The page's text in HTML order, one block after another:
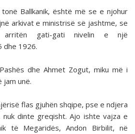
Ballkanik, është më se e njohur
arkivat e ministrisë së jashtme, se
arritën gati-gati nivelin e një
dhe 1926.
dhe Ahmet Zogut, miku më i
jam unë.
flas gjuhën shqipe, pse e ndjera
dinte greqisht. Ajo ishte vajza e
të Megaridës, Andon Birbilit, në